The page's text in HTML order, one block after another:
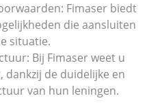
Fimaser biedt
die aansluiten
situatie.
Bij Fimaser weet u
de duidelijke en
van hun leningen.